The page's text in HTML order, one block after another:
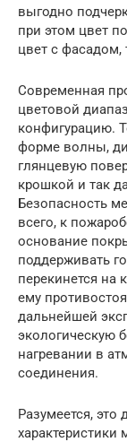
выгодно
при этом цвет
цвет с фасадом,
Современная
цветовой
конфигурацию.
форме волны,
глянцевую
крошкой и так
Безопасность
всего, к
основание
поддерживать
перекинется на
ему
дальнейшей
экологическую
нагревании в
соединения.
Разумеется,